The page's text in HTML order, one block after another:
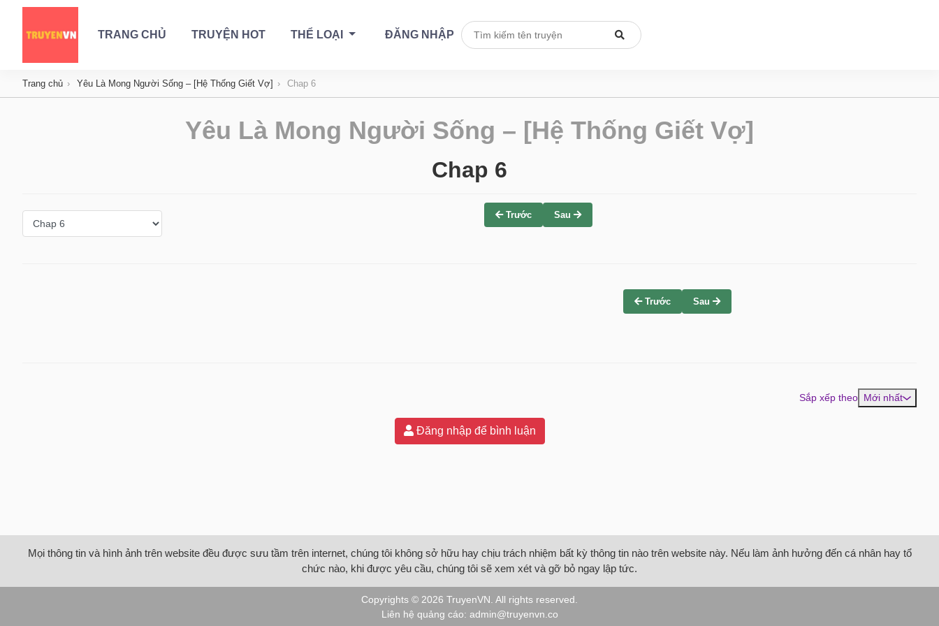
TRANG CHỦ TRUYỆN HOT THỂ LOẠI ĐĂNG NHẬP
Trang chủ Yêu Là Mong Người Sống – [Hệ Thống Giết Vợ] Chap 6
Yêu Là Mong Người Sống – [Hệ Thống Giết Vợ]
Chap 6
Trước Sau
Trước Sau
Sắp xếp theo Mới nhất
Đăng nhập để bình luận
Mọi thông tin và hình ảnh trên website đều được sưu tầm trên internet, chúng tôi không sở hữu hay chịu trách nhiệm bất kỳ thông tin nào trên website này. Nếu làm ảnh hưởng đến cá nhân hay tổ
chức nào, khi được yêu cầu, chúng tôi sẽ xem xét và gỡ bỏ ngay lập tức.
Copyrights © 2026 TruyenVN . All rights reserved.
Liên hệ quảng cáo: admin@truyenvn.co